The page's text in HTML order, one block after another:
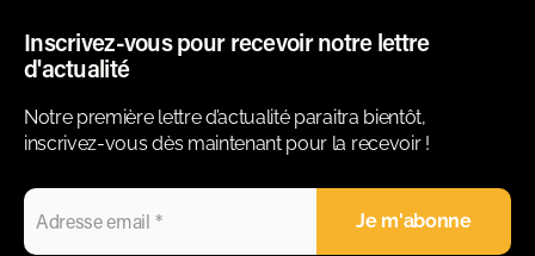
Inscrivez-vous pour recevoir notre lettre
d'actualité
Notre première lettre d’actualité paraitra bientôt,
inscrivez-vous dès maintenant pour la recevoir !